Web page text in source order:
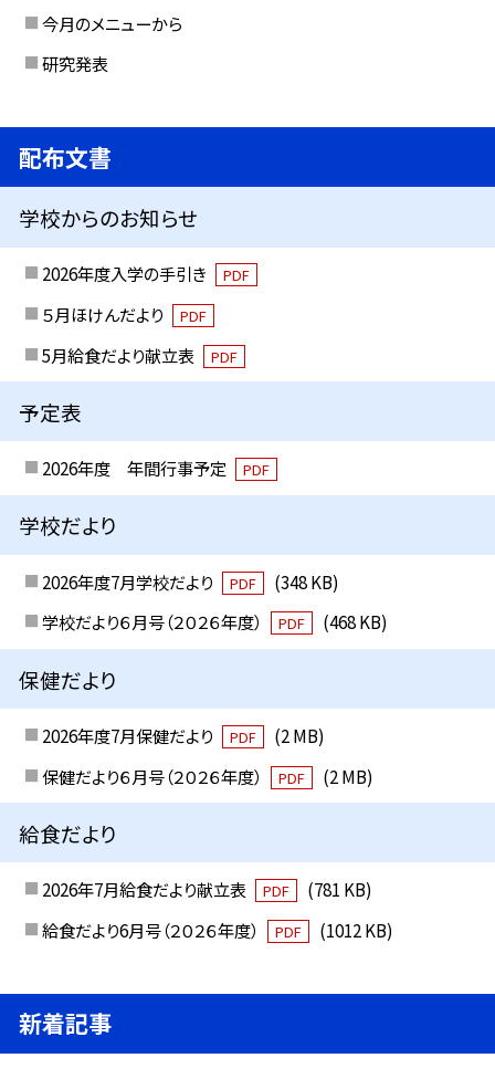
今月のメニューから
研究発表
配布文書
学校からのお知らせ
2026年度入学の手引き PDF
５月ほけんだより PDF
5月給食だより献立表 PDF
予定表
2026年度 年間行事予定 PDF
学校だより
2026年度7月学校だより PDF
(348 KB)
学校だより６月号（２０２６年度）
PDF (468 KB)
保健だより
2026年度7月保健だより PDF
(2 MB)
保健だより６月号（２０２６年度）
PDF (2 MB)
給食だより
2026年7月給食だより献立表 PDF
(781 KB)
給食だより6月号（２０２６年度）
PDF (1012 KB)
新着記事